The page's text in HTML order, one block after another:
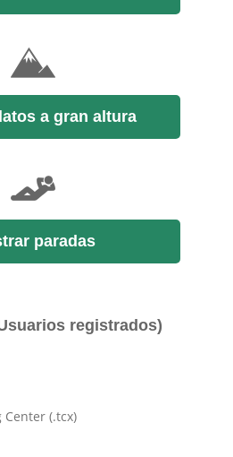
a gran altura
paradas
registrados)
(.tcx)